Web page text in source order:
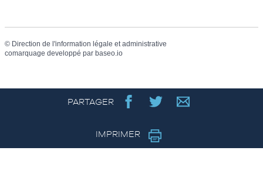
© Direction de l'information légale et administrative
comarquage developpé par baseo.io
PARTAGER
IMPRIMER